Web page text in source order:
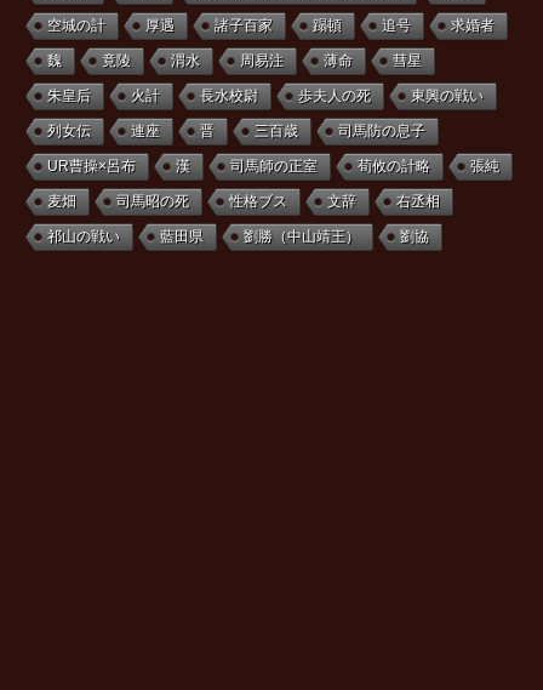
空城の計 厚遇 諸子百家 蹋頓 追号 求婚者
魏 竟陵 渭水 周易注 薄命 彗星
朱皇后 火計 長水校尉 歩夫人の死 東興の戦い
列女伝 連座 晋 三百歳 司馬防の息子
UR曹操×呂布 漢 司馬師の正室 荀攸の計略 張純
麦畑 司馬昭の死 性格ブス 文辞 右丞相
祁山の戦い 藍田県 劉勝（中山靖王） 劉協